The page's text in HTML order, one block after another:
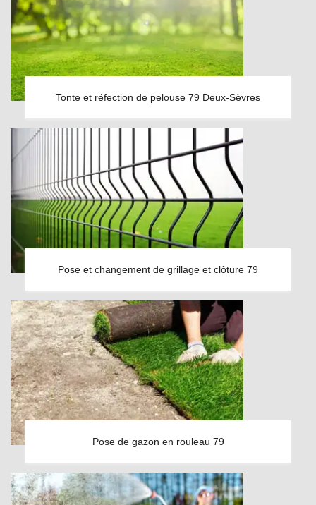
Tonte et réfection de pelouse 79 Deux-Sèvres
Pose et changement de grillage et clôture 79
Pose de gazon en rouleau 79